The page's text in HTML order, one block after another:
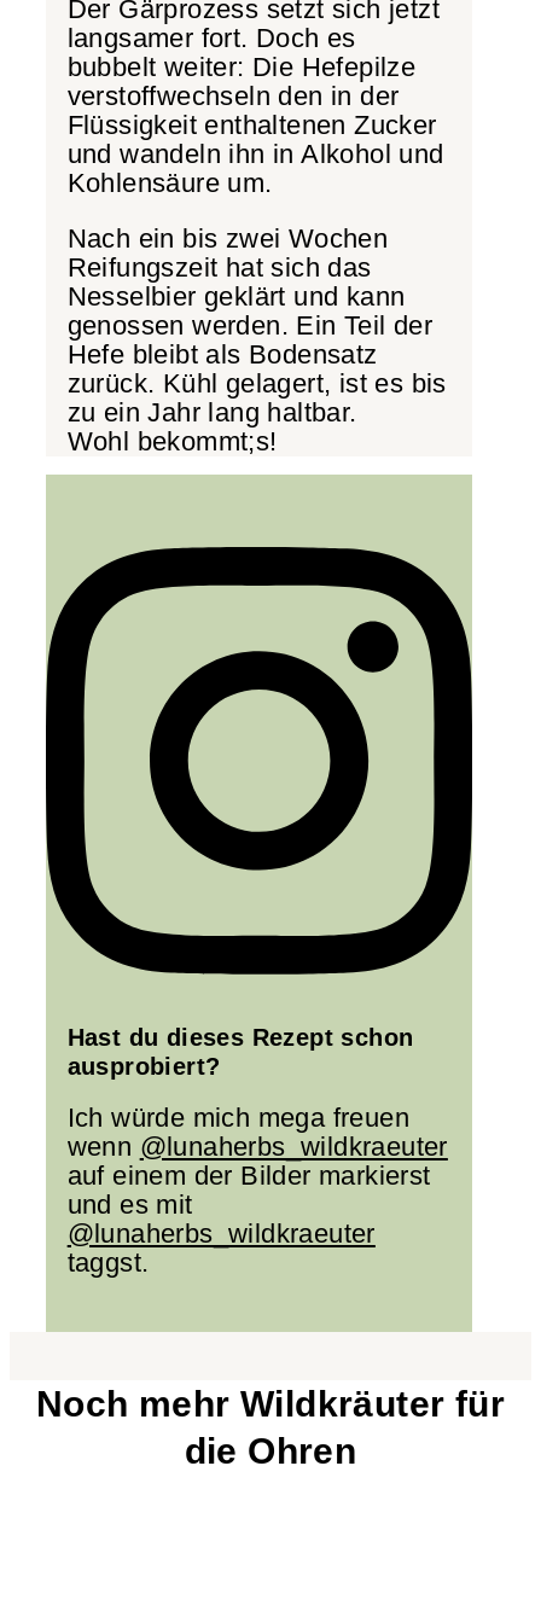
Der Gärprozess setzt sich jetzt
langsamer fort. Doch es
bubbelt weiter: Die Hefepilze
verstoffwechseln den in der
Flüssigkeit enthaltenen Zucker
und wandeln ihn in Alkohol und
Kohlensäure um.
Nach ein bis zwei Wochen
Reifungszeit hat sich das
Nesselbier geklärt und kann
genossen werden. Ein Teil der
Hefe bleibt als Bodensatz
zurück. Kühl gelagert, ist es bis
zu ein Jahr lang haltbar.
Wohl bekommt;s!
Hast du dieses Rezept schon
ausprobiert?
Ich würde mich mega freuen
wenn @lunaherbs_wildkraeuter
auf einem der Bilder markierst
und es mit
@lunaherbs_wildkraeuter
taggst.
Noch mehr Wildkräuter für
die Ohren